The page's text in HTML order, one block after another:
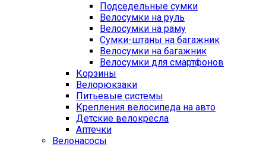
Подседельные сумки
Велосумки на руль
Велосумки на раму
Сумки-штаны на багажник
Велосумки на багажник
Велосумки для смартфонов
Корзины
Велорюкзаки
Питьевые системы
Крепления велосипеда на авто
Детские велокресла
Аптечки
Велонасосы